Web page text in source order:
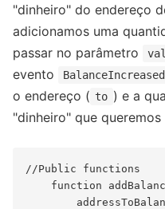
"dinheiro" do endereço
adicionamos uma
passar no parâmetro
evento
BalanceIncreased
o endereço ( to ) e a
"dinheiro" que queremos
//Public functions
function